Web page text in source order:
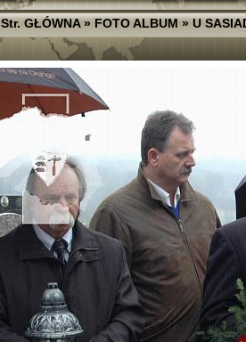
Str. GŁÓWNA»FOTO ALBUM»U